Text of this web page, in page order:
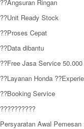
??Angsuran Ringan
??Unit Ready Stock
??Proses Cepat
??Data dibantu
??Free Jasa Service
??Layanan Honda
??Booking Service
??????????
Persyaratan Awal Pemesan